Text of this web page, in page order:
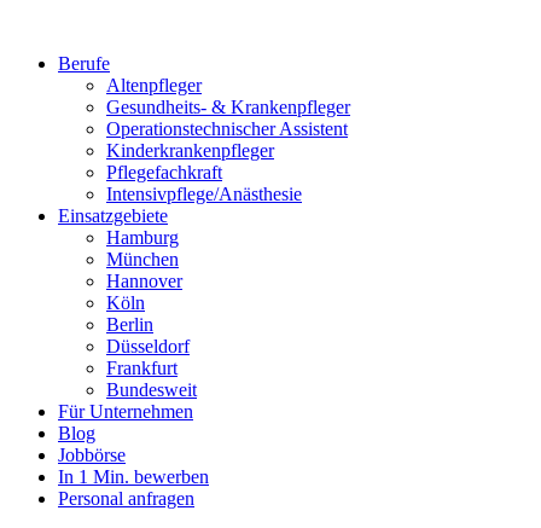
Berufe
Altenpfleger
Gesundheits- & Krankenpfleger
Operationstechnischer Assistent
Kinderkrankenpfleger
Pflegefachkraft
Intensivpflege/Anästhesie
Einsatzgebiete
Hamburg
München
Hannover
Köln
Berlin
Düsseldorf
Frankfurt
Bundesweit
Für Unternehmen
Blog
Jobbörse
In 1 Min. bewerben
Personal anfragen